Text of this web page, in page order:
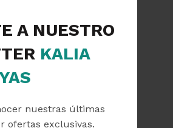
A NUESTRO
KALIA
nuestras últimas
ofertas exclusivas.